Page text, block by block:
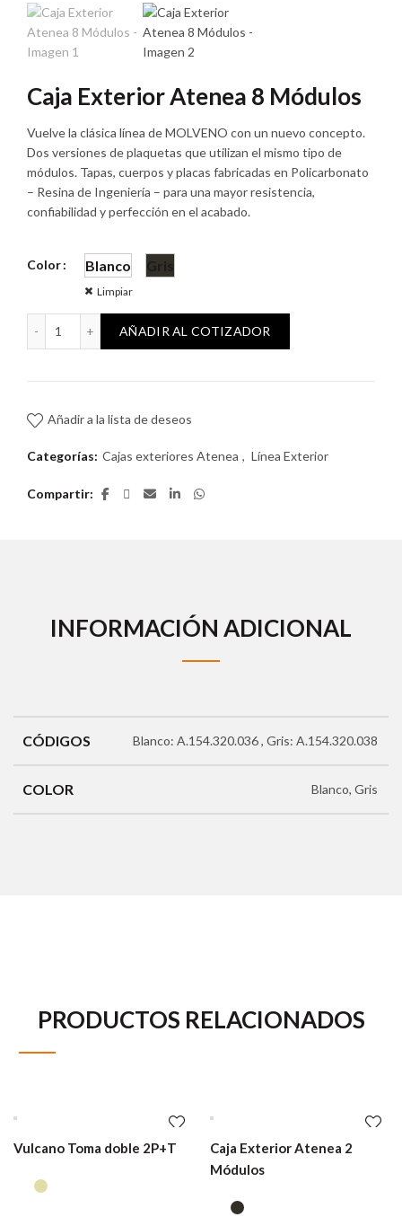
Caja Exterior Atenea 8 Módulos
Vuelve la clásica línea de MOLVENO con un nuevo concepto.
Dos versiones de plaquetas que utilizan el mismo tipo de
módulos. Tapas, cuerpos y placas fabricadas en Policarbonato
– Resina de Ingeniería – para una mayor resistencia,
confiabilidad y perfección en el acabado.
Color Blanco Gris
Limpiar
Caja Exterior Atenea 8 Módulos cantidad
AÑADIR AL COTIZADOR
Añadir a la lista de deseos
Categorías: Cajas exteriores Atenea , Línea Exterior
Compartir
INFORMACIÓN ADICIONAL
CÓDIGOS Blanco: A.154.320.036 , Gris: A.154.320.038
COLOR Blanco, Gris
PRODUCTOS RELACIONADOS
Vulcano Toma doble 2P+T
Caja Exterior Atenea 2
Módulos